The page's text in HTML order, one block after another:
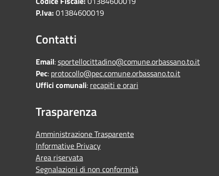
P.Iva:01384600019
Contatti
Email:sportellocittadino@comune.orbassano.to.it
Pec: protocollo@pec.comune.orbassano.to.it
Uffici comunali: recapiti e orari
Trasparenza
Amministrazione Trasparente
Informative Privacy
Area riservata
Segnalazioni di non conformità